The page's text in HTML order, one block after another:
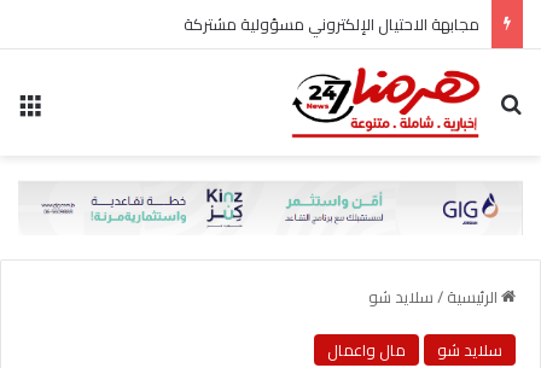
مجابهة الاحتيال الإلكتروني مسؤولية مشتركة
بحث عن
الرئيسية/سلايد شو
سلايد شو
مال واعمال